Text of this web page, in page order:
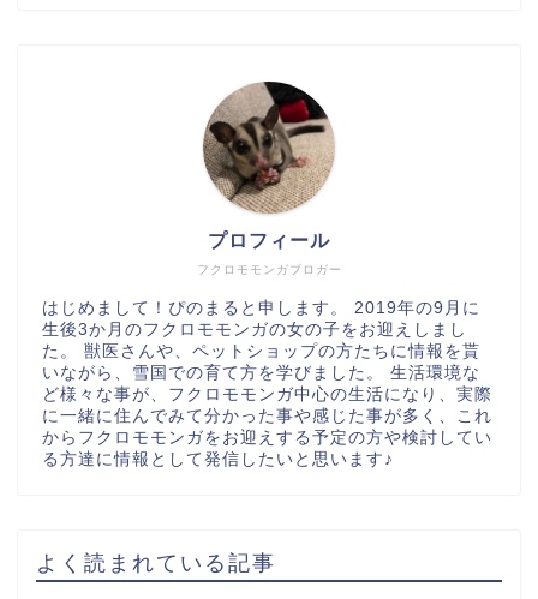
フクロモモンガブロガー
プロフィール
はじめまして！ぴのまると申します。 2019年の9月に
生後3か月のフクロモモンガの女の子をお迎えしまし
た。 獣医さんや、ペットショップの方たちに情報を貰
いながら、雪国での育て方を学びました。 生活環境な
ど様々な事が、フクロモモンガ中心の生活になり、実際
に一緒に住んでみて分かった事や感じた事が多く、これ
からフクロモモンガをお迎えする予定の方や検討してい
る方達に情報として発信したいと思います♪
よく読まれている記事